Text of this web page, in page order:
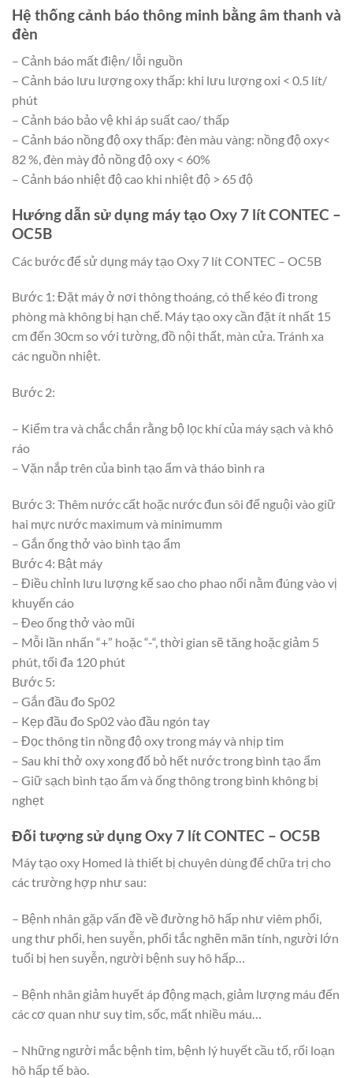
Hệ thống cảnh báo thông minh bằng âm thanh và
đèn
– Cảnh báo mất điện/ lỗi nguồn
– Cảnh báo lưu lượng oxy thấp: khi lưu lượng oxi < 0.5 lít/
phút
– Cảnh báo bảo vệ khi áp suất cao/ thấp
– Cảnh báo nồng độ oxy thấp: đèn màu vàng: nồng độ oxy<
82 %, đèn mày đỏ nồng độ oxy < 60%
– Cảnh báo nhiệt độ cao khi nhiệt độ > 65 độ
Hướng dẫn sử dụng máy tạo Oxy 7 lít CONTEC –
OC5B
Các bước để sử dụng máy tạo Oxy 7 lít CONTEC – OC5B
Bước 1: Đặt máy ở nơi thông thoáng, có thể kéo đi trong
phòng mà không bị hạn chế. Máy tạo oxy cần đặt ít nhất 15
cm đến 30cm so với tường, đồ nội thất, màn cửa. Tránh xa
các nguồn nhiệt.
Bước 2:
– Kiểm tra và chắc chắn rằng bộ lọc khí của máy sạch và khô
ráo
– Vặn nắp trên của bình tạo ẩm và tháo bình ra
Bước 3: Thêm nước cất hoặc nước đun sôi để nguội vào giữ
hai mực nước maximum và minimumm
– Gắn ống thở vào bình tạo ẩm
Bước 4: Bật máy
– Điều chỉnh lưu lượng kế sao cho phao nổi nằm đúng vào vị
khuyến cáo
– Đeo ống thở vào mũi
– Mỗi lần nhấn “+” hoặc “-“, thời gian sẽ tăng hoặc giảm 5
phút, tối đa 120 phút
Bước 5:
– Gắn đầu đo Sp02
– Kẹp đầu đo Sp02 vào đầu ngón tay
– Đọc thông tin nồng độ oxy trong máy và nhịp tim
– Sau khi thở oxy xong đổ bỏ hết nước trong bình tạo ẩm
– Giữ sạch bình tạo ẩm và ống thông trong bình không bị
nghẹt
Đối tượng sử dụng Oxy 7 lít CONTEC – OC5B
Máy tạo oxy Homed là thiết bị chuyên dùng để chữa trị cho
các trường hợp như sau:
– Bệnh nhân gặp vấn đề về đường hô hấp như viêm phổi,
ung thư phổi, hen suyễn, phổi tắc nghẽn mãn tính, người lớn
tuổi bị hen suyễn, người bệnh suy hô hấp…
– Bệnh nhân giảm huyết áp động mạch, giảm lượng máu đến
các cơ quan như suy tim, sốc, mất nhiều máu…
– Những người mắc bệnh tim, bệnh lý huyết cầu tố, rối loạn
hô hấp tế bào.